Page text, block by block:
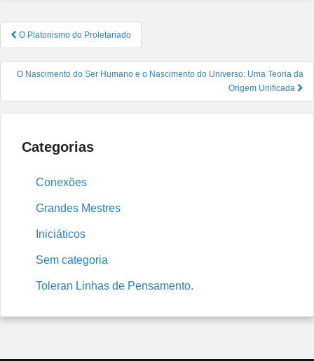
Navegação
de
Post
O Platonismo do Proletariado
O Nascimento do Ser Humano e o Nascimento do Universo: Uma Teoria da
Origem Unificada
Categorias
Conexões
Grandes Mestres
Iniciáticos
Sem categoria
Toleran Linhas de Pensamento.